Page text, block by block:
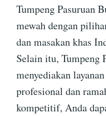
Tumpeng Pasuruan
mewah dengan
dan masakan khas
Selain itu, Tumpeng
menyediakan
profesional dan
kompetitif, Anda